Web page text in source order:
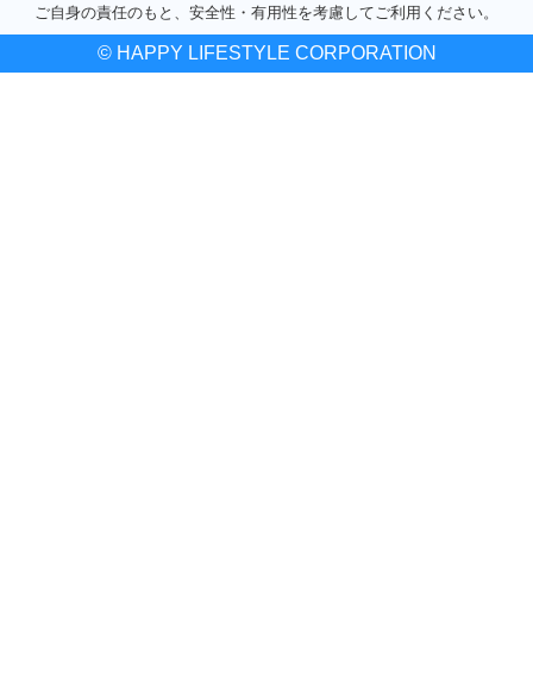
ご自身の責任のもと、安全性・有用性を考慮してご利用ください。
© HAPPY LIFESTYLE CORPORATION